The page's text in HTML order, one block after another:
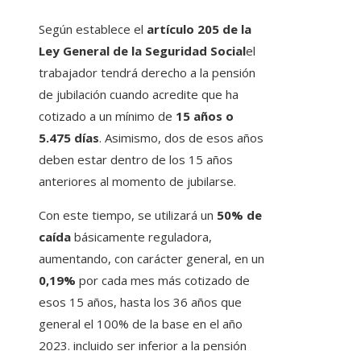
Según establece el artículo 205 de la
Ley General de la Seguridad Socialel
trabajador tendrá derecho a la pensión
de jubilación cuando acredite que ha
cotizado a un mínimo de 15 años o
5.475 días. Asimismo, dos de esos años
deben estar dentro de los 15 años
anteriores al momento de jubilarse.
Con este tiempo, se utilizará un 50% de
caída básicamente reguladora,
aumentando, con carácter general, en un
0,19% por cada mes más cotizado de
esos 15 años, hasta los 36 años que
general el 100% de la base en el año
2023. incluido ser inferior a la pensión